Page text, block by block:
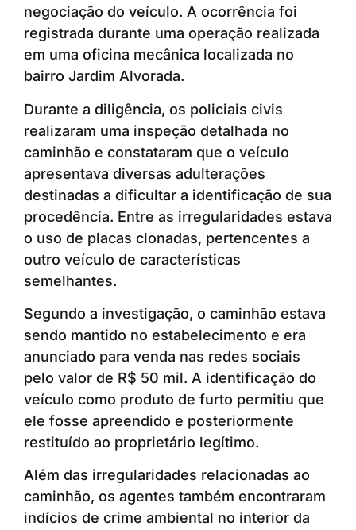
negociação do veículo. A ocorrência foi
registrada durante uma operação realizada
em uma oficina mecânica localizada no
bairro Jardim Alvorada.
Durante a diligência, os policiais civis
realizaram uma inspeção detalhada no
caminhão e constataram que o veículo
apresentava diversas adulterações
destinadas a dificultar a identificação de sua
procedência. Entre as irregularidades estava
o uso de placas clonadas, pertencentes a
outro veículo de características
semelhantes.
Segundo a investigação, o caminhão estava
sendo mantido no estabelecimento e era
anunciado para venda nas redes sociais
pelo valor de R$ 50 mil. A identificação do
veículo como produto de furto permitiu que
ele fosse apreendido e posteriormente
restituído ao proprietário legítimo.
Além das irregularidades relacionadas ao
caminhão, os agentes também encontraram
indícios de crime ambiental no interior da